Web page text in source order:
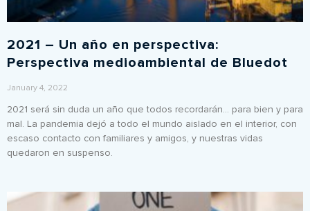
2021 – Un año en perspectiva:
Perspectiva medioambiental de Bluedot
January 4, 2022
2021 será sin duda un año que todos recordarán… para bien y para
mal. La pandemia dejó a todo el mundo aislado en el interior, con
escaso contacto con familiares y amigos, y nuestras vidas
quedaron en suspenso.